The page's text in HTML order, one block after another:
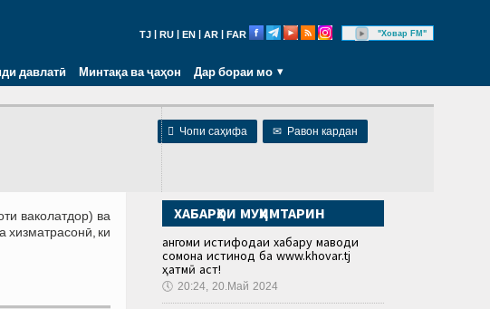
TJ RU EN AR FAR "Ховар FM"
давлатӣ Минтақа ва ҷаҳон Дар бораи мо
 Чопи саҳифа ✉ Равон кардан
ваколатдор) ва
хизматрасонӣ, ки
ХАБАРҲОИ МУҲИМТАРИН
Ҳангоми истифодаи хабару маводи
сомона истинод ба www.khovar.tj
ҳатмӣ аст!
🕔 20:24, 20.Май 2024